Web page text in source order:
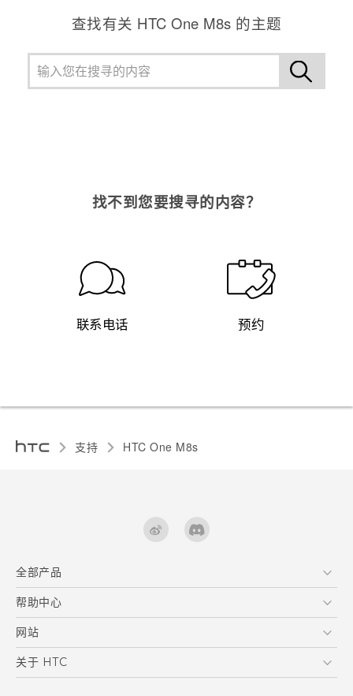
查找有关 HTC One M8s 的主题
找不到您要搜寻的内容？
联系电话 预约
支持 HTC One M8s‎
全部产品
区块链智能手机
VIVE
帮助中心
在线客服
支援与服务
产品保固说明
网站
HTC Dev
关于 HTC